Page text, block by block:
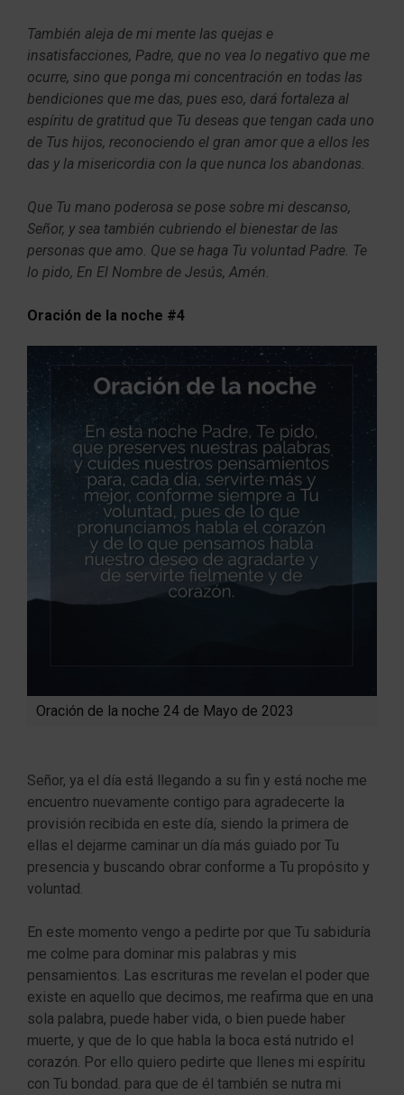
También aleja de mi mente las quejas e
insatisfacciones, Padre, que no vea lo negativo que me
ocurre, sino que ponga mi concentración en todas las
bendiciones que me das, pues eso, dará fortaleza al
espíritu de gratitud que Tu deseas que tengan cada uno
de Tus hijos, reconociendo el gran amor que a ellos les
das y la misericordia con la que nunca los abandonas.
Que Tu mano poderosa se pose sobre mi descanso,
Señor, y sea también cubriendo el bienestar de las
personas que amo. Que se haga Tu voluntad Padre. Te
lo pido, En El Nombre de Jesús, Amén.
Oración de la noche #4
Oración de la noche 24 de Mayo de 2023
Señor, ya el día está llegando a su fin y está noche me
encuentro nuevamente contigo para agradecerte la
provisión recibida en este día, siendo la primera de
ellas el dejarme caminar un día más guiado por Tu
presencia y buscando obrar conforme a Tu propósito y
voluntad.
En este momento vengo a pedirte por que Tu sabiduría
me colme para dominar mis palabras y mis
pensamientos. Las escrituras me revelan el poder que
existe en aquello que decimos, me reafirma que en una
sola palabra, puede haber vida, o bien puede haber
muerte, y que de lo que habla la boca está nutrido el
corazón. Por ello quiero pedirte que llenes mi espíritu
con Tu bondad. para que de él también se nutra mi